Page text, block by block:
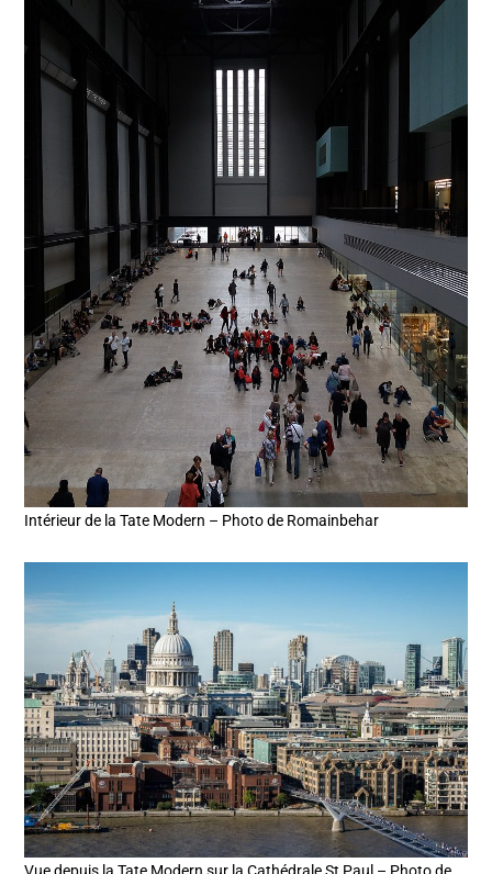
Intérieur de la Tate Modern – Photo de Romainbehar